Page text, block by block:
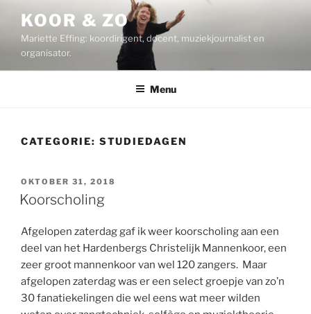
inhoud
KOOR & ZO
Mariette Effing: koordirigent, docent, muziekjournalist en
organisator.
Menu
CATEGORIE: STUDIEDAGEN
GEPLAATST
OP
OKTOBER 31, 2018
Koorscholing
Afgelopen zaterdag gaf ik weer koorscholing aan een
deel van het Hardenbergs Christelijk Mannenkoor, een
zeer groot mannenkoor van wel 120 zangers. Maar
afgelopen zaterdag was er een select groepje van zo’n
30 fanatiekelingen die wel eens wat meer wilden